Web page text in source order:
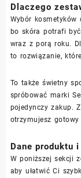
Dlaczego
Wybór
bo skóra potrafi
wraz z porą roku.
to rozwiązanie,
To także świetny
spróbować marki
pojedynczy zakup.
otrzymujesz
Dane produktu
W poniższej sekcji
aby ułatwić Ci